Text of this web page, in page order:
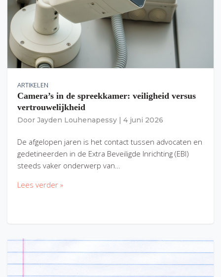
ARTIKELEN
Camera’s in de spreekkamer: veiligheid versus
vertrouwelijkheid
Door Jayden Louhenapessy 4 juni 2026
De afgelopen jaren is het contact tussen advocaten en
gedetineerden in de Extra Beveiligde Inrichting (EBI)
steeds vaker onderwerp van…
Lees verder »